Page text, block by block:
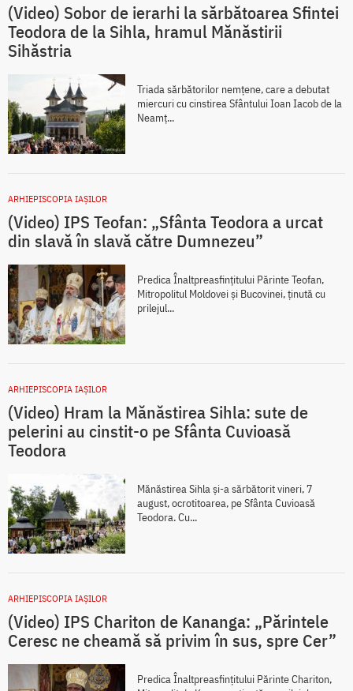
(Video) Sobor de ierarhi la sărbătoarea Sfintei
Teodora de la Sihla, hramul Mănăstirii
Sihăstria
Triada sărbătorilor nemțene, care a debutat
miercuri cu cinstirea Sfântului Ioan Iacob de la
Neamț...
ARHIEPISCOPIA IAŞILOR
(Video) IPS Teofan: „Sfânta Teodora a urcat
din slavă în slavă către Dumnezeu”
Predica Înaltpreasfințitului Părinte Teofan,
Mitropolitul Moldovei și Bucovinei, ținută cu
prilejul...
ARHIEPISCOPIA IAŞILOR
(Video) Hram la Mănăstirea Sihla: sute de
pelerini au cinstit-o pe Sfânta Cuvioasă
Teodora
Mănăstirea Sihla și-a sărbătorit vineri, 7
august, ocrotitoarea, pe Sfânta Cuvioasă
Teodora. Cu...
ARHIEPISCOPIA IAŞILOR
(Video) IPS Chariton de Kananga: „Părintele
Ceresc ne cheamă să privim în sus, spre Cer”
Predica Înaltpreasfințitului Părinte Chariton,